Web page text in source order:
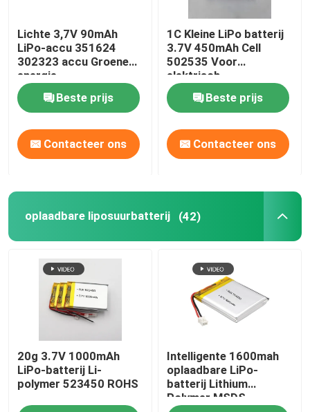
Lichte 3,7V 90mAh
LiPo-accu 351624
302323 accu Groene
energie
Beste prijs
Contacteer ons
1C Kleine LiPo batterij
3.7V 450mAh Cell
502535 Voor
elektrisch
gereedschap
Beste prijs
Contacteer ons
oplaadbare liposuurbatterij (42)
20g 3.7V 1000mAh
LiPo-batterij Li-
polymer 523450 ROHS
Intelligente 1600mah
oplaadbare LiPo-
batterij Lithium
Polymer MSDS